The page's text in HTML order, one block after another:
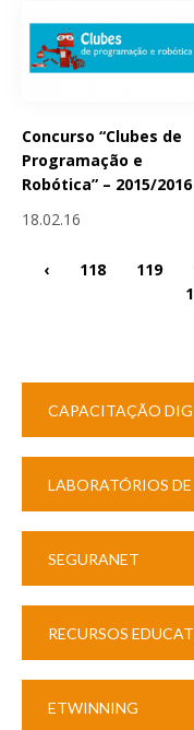
Concurso “Clubes de
Programação e
Robótica” – 2015/2016
18.02.16
‹ 118 119
CAPACITAÇÃO
LABORATÓRIOS
SEGURANET
RECURSOS
ETWINNING